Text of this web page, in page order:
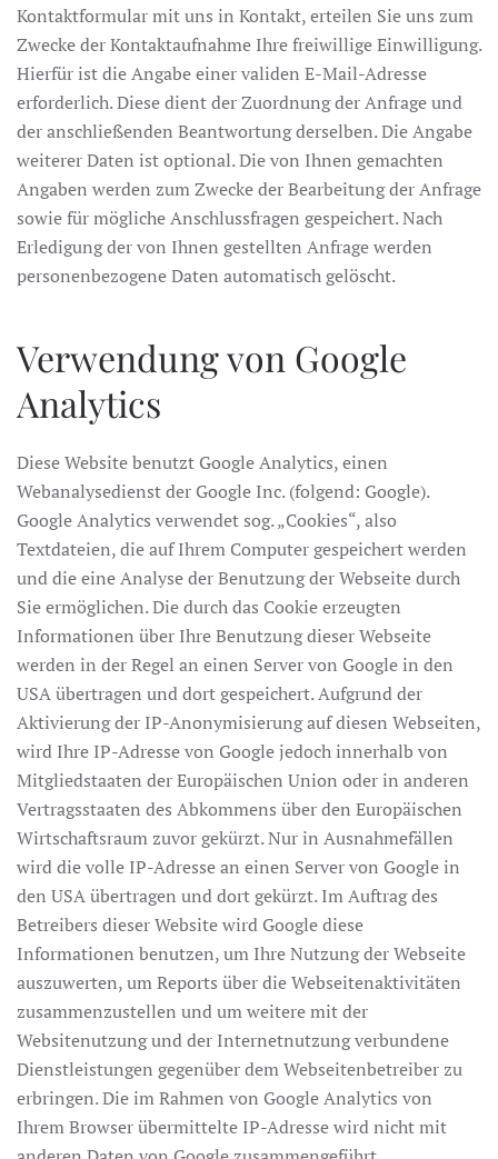
Kontaktformular mit uns in Kontakt, erteilen Sie uns zum
Zwecke der Kontaktaufnahme Ihre freiwillige Einwilligung.
Hierfür ist die Angabe einer validen E-Mail-Adresse
erforderlich. Diese dient der Zuordnung der Anfrage und
der anschließenden Beantwortung derselben. Die Angabe
weiterer Daten ist optional. Die von Ihnen gemachten
Angaben werden zum Zwecke der Bearbeitung der Anfrage
sowie für mögliche Anschlussfragen gespeichert. Nach
Erledigung der von Ihnen gestellten Anfrage werden
personenbezogene Daten automatisch gelöscht.
Verwendung von Google
Analytics
Diese Website benutzt Google Analytics, einen
Webanalysedienst der Google Inc. (folgend: Google).
Google Analytics verwendet sog. „Cookies“, also
Textdateien, die auf Ihrem Computer gespeichert werden
und die eine Analyse der Benutzung der Webseite durch
Sie ermöglichen. Die durch das Cookie erzeugten
Informationen über Ihre Benutzung dieser Webseite
werden in der Regel an einen Server von Google in den
USA übertragen und dort gespeichert. Aufgrund der
Aktivierung der IP-Anonymisierung auf diesen Webseiten,
wird Ihre IP-Adresse von Google jedoch innerhalb von
Mitgliedstaaten der Europäischen Union oder in anderen
Vertragsstaaten des Abkommens über den Europäischen
Wirtschaftsraum zuvor gekürzt. Nur in Ausnahmefällen
wird die volle IP-Adresse an einen Server von Google in
den USA übertragen und dort gekürzt. Im Auftrag des
Betreibers dieser Website wird Google diese
Informationen benutzen, um Ihre Nutzung der Webseite
auszuwerten, um Reports über die Webseitenaktivitäten
zusammenzustellen und um weitere mit der
Websitenutzung und der Internetnutzung verbundene
Dienstleistungen gegenüber dem Webseitenbetreiber zu
erbringen. Die im Rahmen von Google Analytics von
Ihrem Browser übermittelte IP-Adresse wird nicht mit